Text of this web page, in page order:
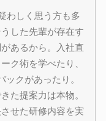
わしく思う方も多
した先輩が存在す
あるから。入社直
ク術を学べたり、
クがあったり。
た提案力は本物。
せた研修内容を実